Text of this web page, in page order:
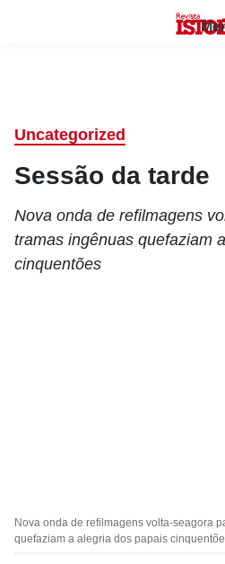
Uncategorized
Sessão da tarde
Nova onda de refilmagens
tramas ingênuas quefaziam
cinquentões
Nova onda de refilmagens volta-seagora
quefaziam a alegria dos papais